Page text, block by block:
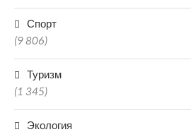
Спорт
(9 806)
Туризм
(1 345)
Экология